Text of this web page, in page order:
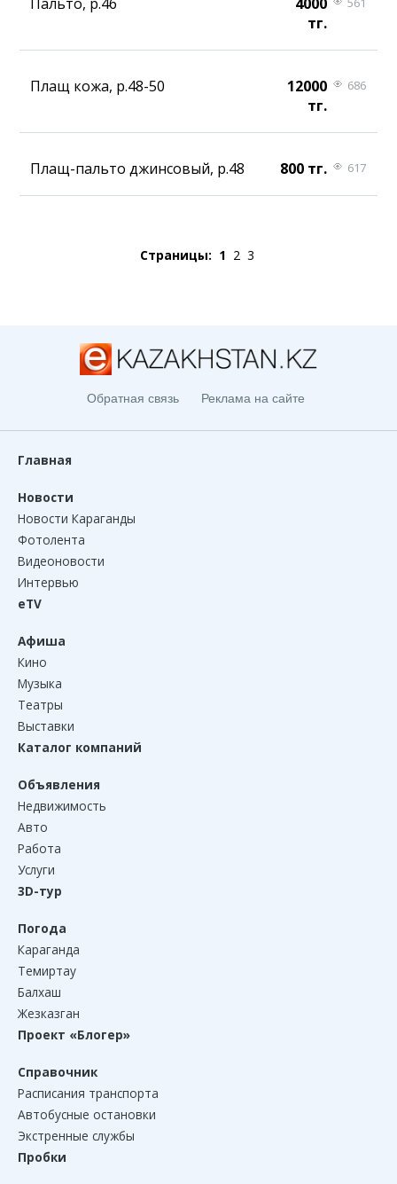
тг.
Плащ кожа, р.48-50
12000
тг.
686
Плащ-пальто джинсовый, р.48 800 тг. 617
Страницы: 1 2 3
Обратная связь Реклама на сайте
Главная
Новости
Новости Караганды
Фотолента
Видеоновости
Интервью
eTV
Афиша
Кино
Музыка
Театры
Выставки
Каталог компаний
Объявления
Недвижимость
Авто
Работа
Услуги
3D-тур
Погода
Караганда
Темиртау
Балхаш
Жезказган
Проект «Блогер»
Справочник
Расписания транспорта
Автобусные остановки
Экстренные службы
Пробки